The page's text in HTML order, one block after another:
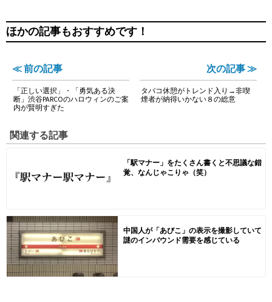
ほかの記事もおすすめです！
≪ 前の記事
「正しい選択」・「勇気ある決
断」渋谷PARCOのハロウィンのご案
内が賢明すぎた
次の記事 ≫
タバコ休憩がトレンド入り→非喫
煙者が納得いかない８の総意
関連する記事
「駅マナー」をたくさん書くと不思議な錯
覚、なんじゃこりゃ（笑）
中国人が「あびこ」の表示を撮影していて
謎のインバウンド需要を感じている